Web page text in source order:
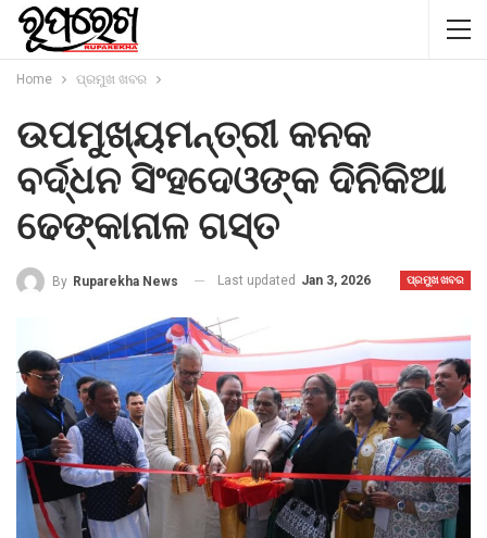
Home ପ୍ରମୁଖ ଖବର
ଉପମୁଖ୍ୟମନ୍ତ୍ରୀ କନକ
ବର୍ଦ୍ଧନ ସିଂହଦେଓଙ୍କ ଦିନିକିଆ
ଢେଙ୍କାନାଳ ଗସ୍ତ
ପ୍ରମୁଖ ଖବର
By Ruparekha News Last updated Jan 3, 2026